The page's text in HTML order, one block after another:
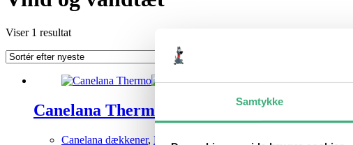
Samtykke
Viser 1 resultat
Canelana Thermo – vindtæt og vandafvisende
Canelana dækkener, Dækkener